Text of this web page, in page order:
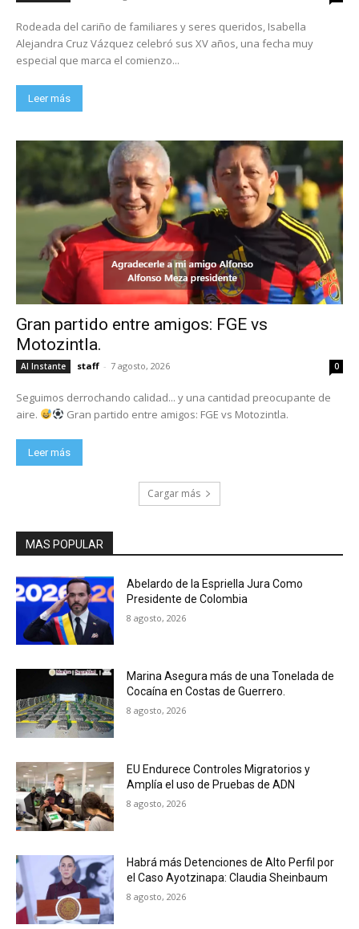
Rodeada del cariño de familiares y seres queridos, Isabella
Alejandra Cruz Vázquez celebró sus XV años, una fecha muy
especial que marca el comienzo...
Leer más
Gran partido entre amigos: FGE vs
Motozintla.
Al Instante staff - 7 agosto, 2026 0
Seguimos derrochando calidad... y una cantidad preocupante de
aire.
Gran partido entre amigos: FGE vs Motozintla.
Leer más
Cargar más
MAS POPULAR
Abelardo de la Espriella Jura Como
Presidente de Colombia
8 agosto, 2026
Marina Asegura más de una Tonelada de
Cocaína en Costas de Guerrero.
8 agosto, 2026
EU Endurece Controles Migratorios y
Amplía el uso de Pruebas de ADN
8 agosto, 2026
Habrá más Detenciones de Alto Perfil por
el Caso Ayotzinapa: Claudia Sheinbaum
8 agosto, 2026